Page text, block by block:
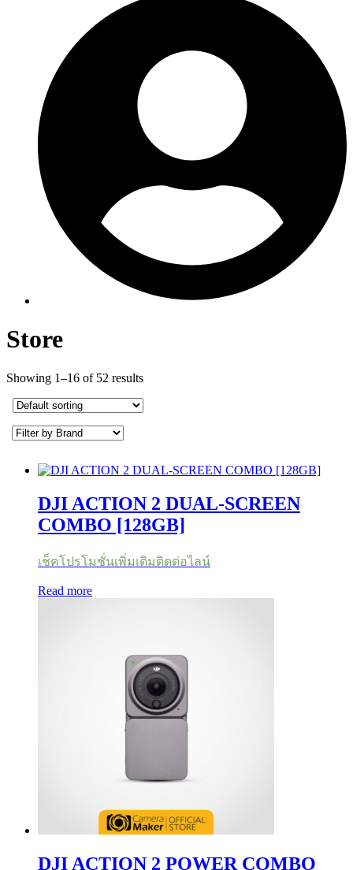
Store
Showing 1–16 of 52 results
DJI ACTION 2 DUAL-SCREEN
COMBO [128GB]
เช็คโปรโมชั่นเพิ่มเติมติดต่อไลน์
Read more
DJI ACTION 2 POWER COMBO